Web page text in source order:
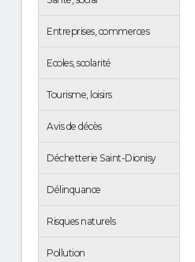
Entreprises, commerces
Ecoles, scolarité
Tourisme, loisirs
Avis de décès
Déchetterie Saint-Dionisy
Délinquance
Risques naturels
Pollution